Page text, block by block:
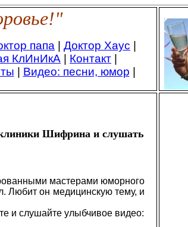
папа Доктор Хаус
КлИнИкА Контакт
Видео: песни, юмор
Шифрина и слушать
мастерами юморного
Любит он медицинскую тему, и
и слушайте улыбчивое видео: